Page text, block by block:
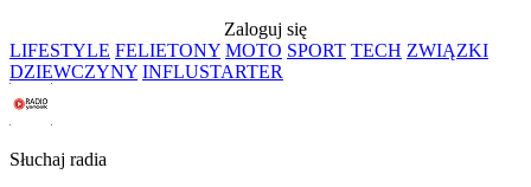
Zaloguj się
LIFESTYLE FELIETONY MOTO SPORT TECH ZWIĄZKI
DZIEWCZYNY INFLUSTARTER
Słuchaj radia